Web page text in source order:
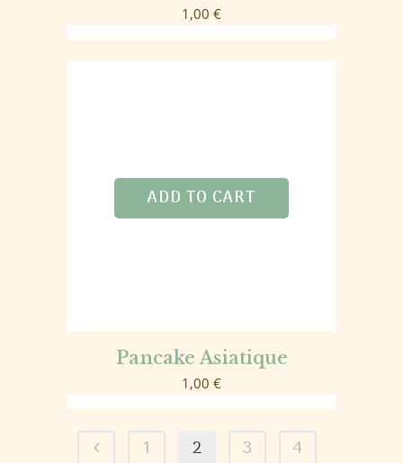
1,00 €
ADD TO CART
Pancake Asiatique
1,00 €
1 2 3 4